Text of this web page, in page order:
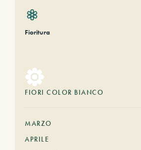
Fioritura
FIORI COLOR BIANCO
MARZO
APRILE